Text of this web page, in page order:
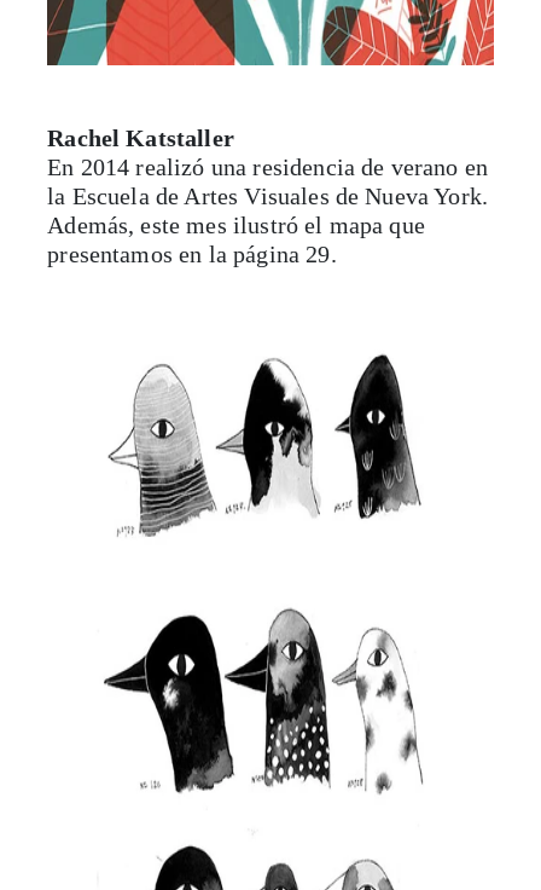
Rachel Katstaller
En 2014 realizó una residencia de verano en
la Escuela de Artes Visuales de Nueva York.
Además, este mes ilustró el mapa que
presentamos en la página 29.